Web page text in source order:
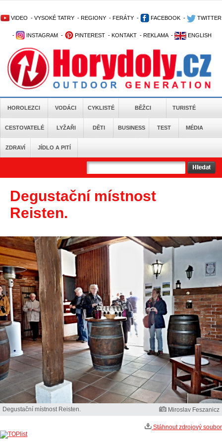
VIDEO - VYSOKÉ TATRY - REGIONY - FERÁTY - FACEBOOK - TWITTER
- INSTAGRAM - PINTEREST - KONTAKT - REKLAMA - ENGLISH
HOROLEZCI VODÁCI CYKLISTÉ BĚŽCI TURISTÉ
CESTOVATELÉ LYŽAŘI DĚTI BUSINESS TEST MÉDIA
ZDRAVÍ JÍDLO A PITÍ
Degustační místnost
Reisten.
Degustační místnost Reisten. Miroslav Feszanicz
Stáhnout zdrojový soubor